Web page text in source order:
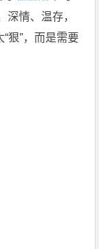
深情、温存，
狠”，而是需要